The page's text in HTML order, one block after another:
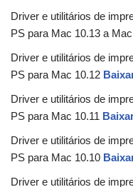
Driver e utilitários de
PS para Mac 10.13 a
Driver e utilitários de
PS para Mac 10.12
Driver e utilitários de
PS para Mac 10.11
Driver e utilitários de
PS para Mac 10.10
Driver e utilitários de